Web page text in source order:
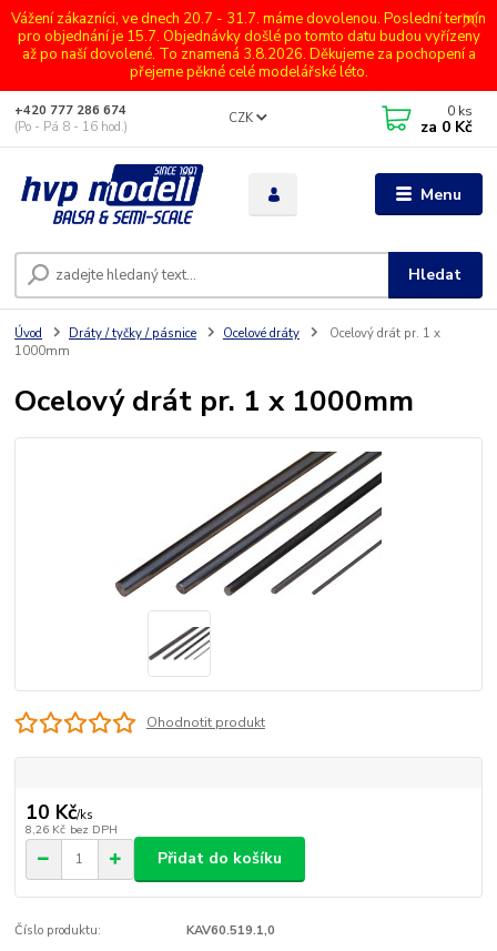
Vážení zákazníci, ve dnech 20.7 - 31.7. máme dovolenou. Poslední termín
pro objednání je 15.7. Objednávky došlé po tomto datu budou vyřízeny
až po naší dovolené. To znamená 3.8.2026. Děkujeme za pochopení a
přejeme pěkné celé modelářské léto.
Menu
CZK
Hledat
+420 777 286 674
(Po - Pá 8 - 16 hod.)
0 ks
za 0 Kč
Úvod Dráty / tyčky / pásnice Ocelové dráty
Ocelový drát pr. 1 x
1000mm
Ocelový drát pr. 1 x 1000mm
Ohodnotit produkt
10 Kč/ks
8,26 Kč bez DPH
Přidat do košíku
Číslo produktu: KAV60.519.1,0